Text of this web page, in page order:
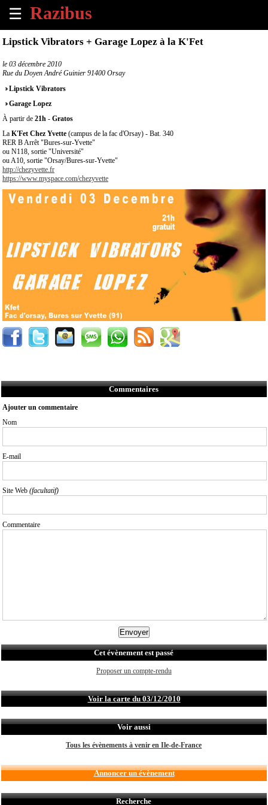
☰
×
Tous
évènements
à
venir
Annoncer
un
évènement
Contact
propos
Lipstick Vibrators + Garage Lopez à la K'Fet
le 03 décembre 2010
Rue du Doyen André Guinier 91400 Orsay
Lipstick Vibrators
Garage Lopez
À partir de 21h - Gratos
La K'Fet Chez Yvette (campus de la fac d'Orsay) - Bat. 340
RER B Arrêt "Bures-sur-Yvette"
ou N118, sortie "Université"
ou A10, sortie "Orsay/Bures-sur-Yvette"
http://chezyvette.fr
https://www.myspace.com/chezyvette
Commentaires
Ajouter un commentaire
Nom
E-mail
Site Web (facultatif)
Commentaire
Cet évènement est passé
Proposer un compte-rendu
Voir la carte du 03/12/2010
Voir aussi
Tous les évènements à venir en Ile-de-France
Annoncer un évènement
Recherche